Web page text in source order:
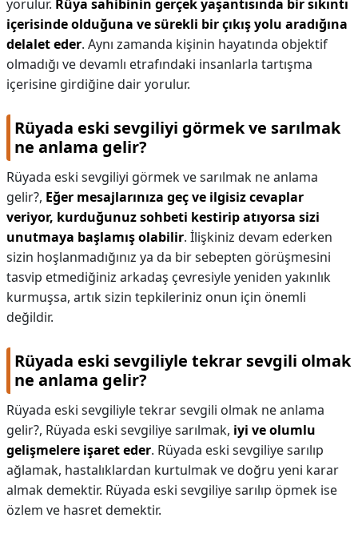
yorulur. Rüya sahibinin gerçek yaşantısında bir sıkıntı
içerisinde olduğuna ve sürekli bir çıkış yolu aradığına
delalet eder. Aynı zamanda kişinin hayatında objektif
olmadığı ve devamlı etrafındaki insanlarla tartışma
içerisine girdiğine dair yorulur.
Rüyada eski sevgiliyi görmek ve sarılmak
ne anlama gelir?
Rüyada eski sevgiliyi görmek ve sarılmak ne anlama
gelir?, Eğer mesajlarınıza geç ve ilgisiz cevaplar
veriyor, kurduğunuz sohbeti kestirip atıyorsa sizi
unutmaya başlamış olabilir. İlişkiniz devam ederken
sizin hoşlanmadığınız ya da bir sebepten görüşmesini
tasvip etmediğiniz arkadaş çevresiyle yeniden yakınlık
kurmuşsa, artık sizin tepkileriniz onun için önemli
değildir.
Rüyada eski sevgiliyle tekrar sevgili olmak
ne anlama gelir?
Rüyada eski sevgiliyle tekrar sevgili olmak ne anlama
gelir?, Rüyada eski sevgiliye sarılmak, iyi ve olumlu
gelişmelere işaret eder. Rüyada eski sevgiliye sarılıp
ağlamak, hastalıklardan kurtulmak ve doğru yeni karar
almak demektir. Rüyada eski sevgiliye sarılıp öpmek ise
özlem ve hasret demektir.